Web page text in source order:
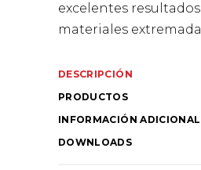
excelentes
materiales
DESCRIPCIÓN
INFORMACIÓN ADICIONAL
PRODUCTOS
DOWNLOADS